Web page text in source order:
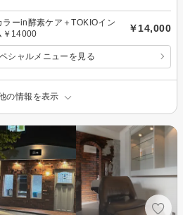
ラーin酵素ケア＋TOKIOイン
￥14000
￥14,000
シャルメニューを見る
の情報を表示